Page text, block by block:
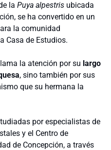
la Puya alpestris ubicada
se ha convertido en un
la comunidad
Casa de Estudios.
la atención por su largo
, sino también por sus
que su hermana la
por especialistas de
y el Centro de
de Concepción, a través